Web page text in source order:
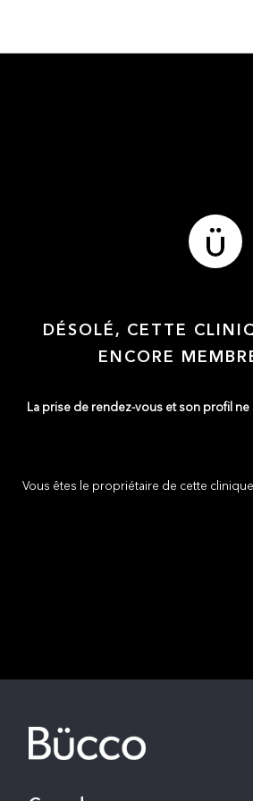
DÉSOLÉ, CETTE
ENCORE
La prise de rendez-vous et son profil
Vous êtes le propriétaire de cette